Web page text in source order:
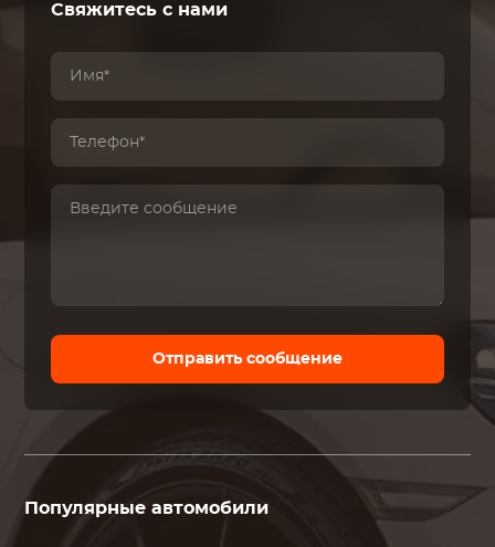
Свяжитесь с нами
Отправить сообщение
Популярные автомобили